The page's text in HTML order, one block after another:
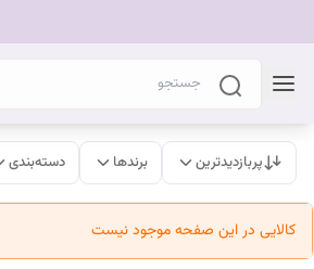
پربازدیدترین برندها دسته‌بندی
کالایی در این صفحه موجود نیست